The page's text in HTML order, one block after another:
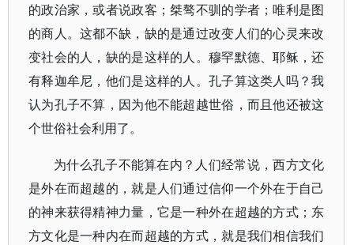
的政治家，或者说政客；桀骜不驯的学者；唯利是图
的商人。这都不缺，缺的是通过改变人们的心灵来改
变社会的人，缺的是这样的人。穆罕默德、耶稣，还
有释迦牟尼，他们是这样的人。孔子算这类人吗？我
认为孔子不算，因为他不能超越世俗，而且他还被这
个世俗社会利用了。
为什么孔子不能算在内？人们经常说，西方文化
是外在而超越的，就是人们通过信仰一个外在于自己
的神来获得精神力量，它是一种外在超越的方式；东
方文化是一种内在而超越的方式，就是我们相信我们